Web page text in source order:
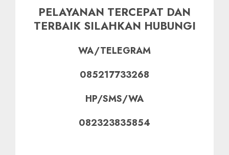
PELAYANAN TERCEPAT DAN
TERBAIK SILAHKAN HUBUNGI
WA/TELEGRAM
085217733268
HP/SMS/WA
082323835854